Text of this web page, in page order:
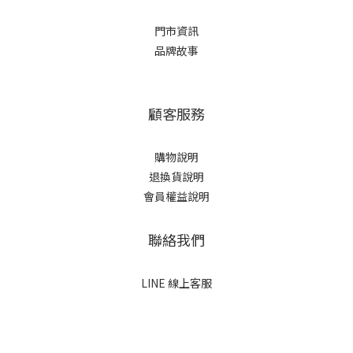
門市資訊
品牌故事
顧客服務
購物說明
退換貨說明
會員權益說明
聯絡我們
LINE 線上客服